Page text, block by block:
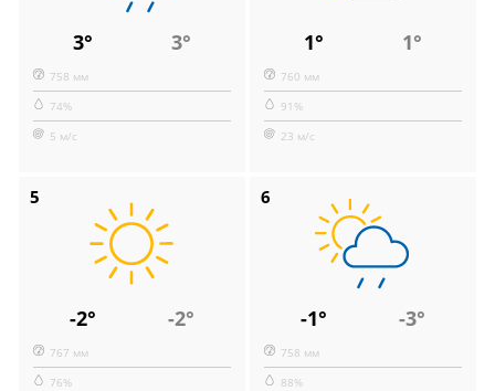
3° 3°
758 мм
74%
5 м/с
1° 1°
760 мм
91%
23 м/с
5
-2° -2°
767 мм
76%
6
-1° -3°
758 мм
88%